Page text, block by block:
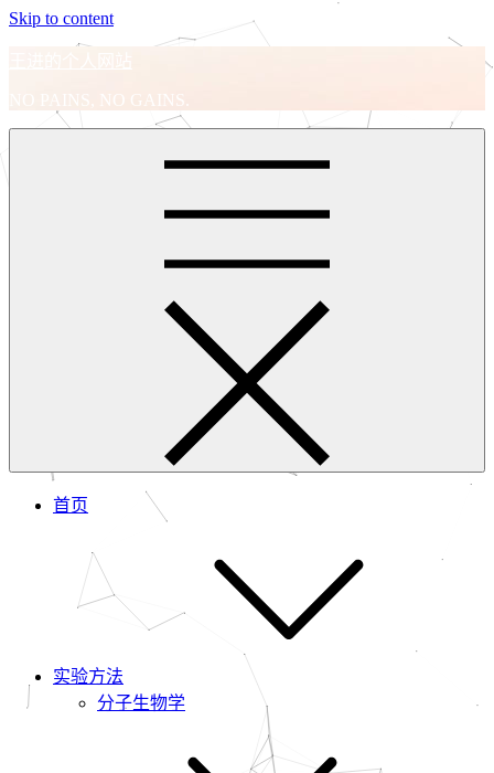
Skip to content
王进的个人网站
NO PAINS, NO GAINS.
首页
实验方法
分子生物学